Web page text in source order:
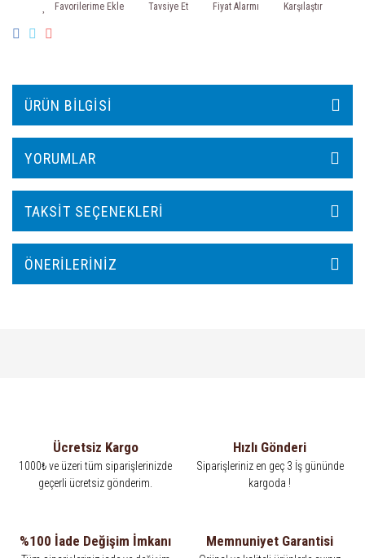
Tavsiye Et Fiyat Alarmı Karşılaştır
ÜRÜN BILGISI
YORUMLAR
TAKSIT SEÇENEKLERI
ÖNERILERINIZ
Ücretsiz Kargo
1000₺ ve üzeri tüm siparişlerinizde
geçerli ücretsiz gönderim.
Hızlı Gönderi
Siparişleriniz en geç 3 İş gününde
kargoda !
%100 İade Değişim İmkanı Memnuniyet Garantisi